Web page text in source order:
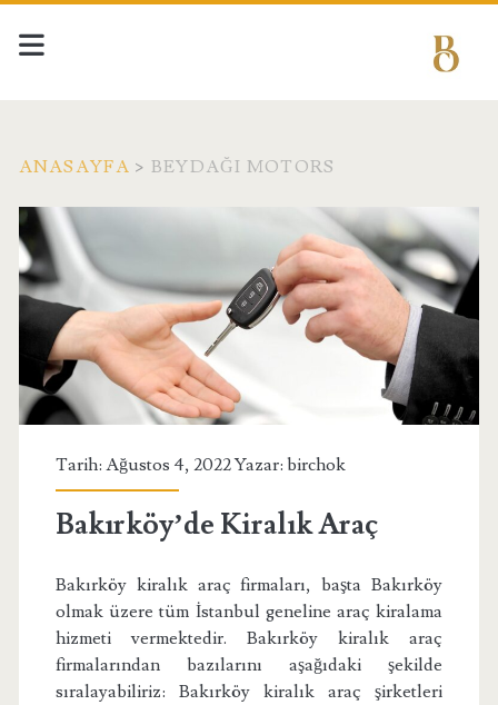
ANASAYFA > BEYDAĞI MOTORS
Etiket:
<span>Beydağı
Motors</span>
Tarih: Ağustos 4, 2022 Yazar: birchok
Bakırköy’de Kiralık Araç
Bakırköy kiralık araç firmaları, başta Bakırköy
olmak üzere tüm İstanbul geneline araç kiralama
hizmeti vermektedir. Bakırköy kiralık araç
firmalarından bazılarını aşağıdaki şekilde
sıralayabiliriz: Bakırköy kiralık araç şirketleri